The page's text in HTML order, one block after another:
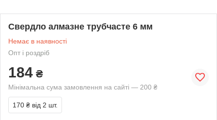
Свердло алмазне трубчасте 6 мм
Немає в наявності
Опт і роздріб
184 ₴
Мінімальна сума замовлення на сайті — 200 ₴
170 ₴ від 2 шт.